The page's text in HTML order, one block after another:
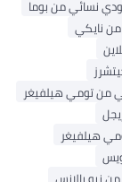
نسائي من بوما
نايكي
من تومي هيلفيغر
هيلفيغر